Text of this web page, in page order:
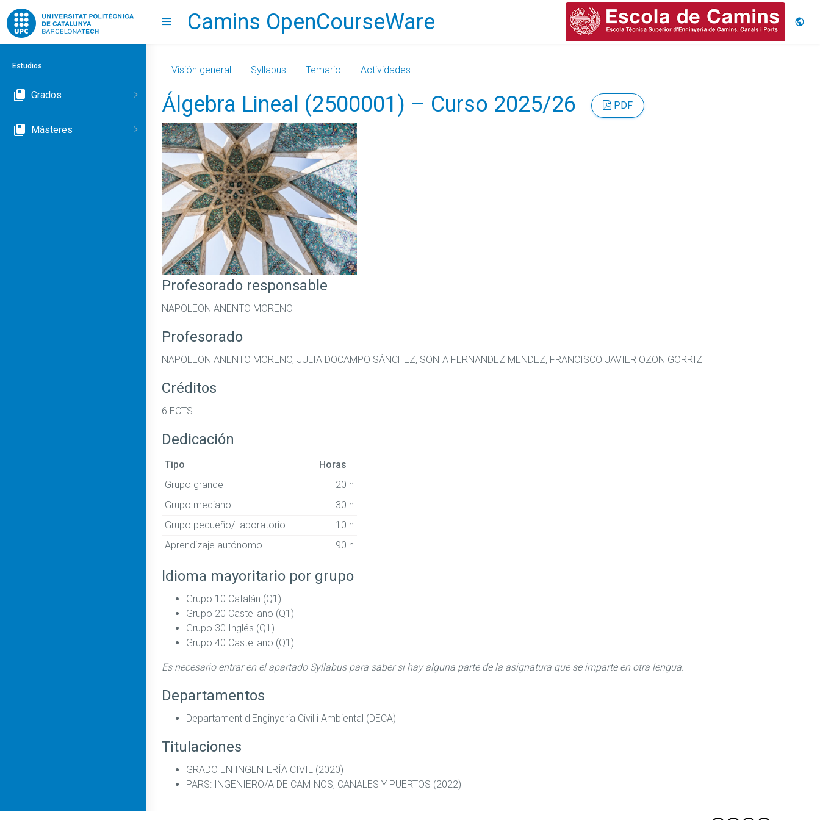
Go to upc.edu Show menuCamins OpenCourseWare
Estudios
Grados
Másteres
Visión general Syllabus Temario Actividades
Álgebra Lineal (2500001) – Curso 2025/26 PDF
Profesorado responsable
NAPOLEON ANENTO MORENO
Profesorado
NAPOLEON ANENTO MORENO, JULIA DOCAMPO SÁNCHEZ, SONIA FERNANDEZ MENDEZ, FRANCISCO JAVIER OZON GORRIZ
Créditos
6 ECTS
Dedicación
Tipo
Horas
Grupo grande
20 h
Grupo mediano
30 h
Grupo pequeño/Laboratorio
10 h
Aprendizaje autónomo
90 h
Idioma mayoritario por grupo
Grupo 10 Catalán (Q1)
Grupo 20 Castellano (Q1)
Grupo 30 Inglés (Q1)
Grupo 40 Castellano (Q1)
Es necesario entrar en el apartado Syllabus para saber si hay alguna parte de la asignatura que se imparte en otra lengua.
Departamentos
Departament d'Enginyeria Civil i Ambiental (DECA)
Titulaciones
GRADO EN INGENIERÍA CIVIL (2020)
PARS: INGENIERO/A DE CAMINOS, CANALES Y PUERTOS (2022)